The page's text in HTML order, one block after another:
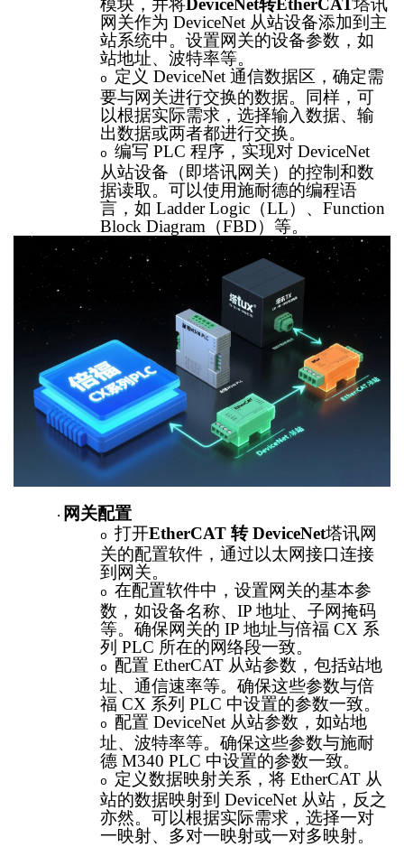
网关作为 DeviceNet 从站设备添加到主
站系统中。设置网关的设备参数，如
站地址、波特率等。
o 定义 DeviceNet 通信数据区，确定需
要与网关进行交换的数据。同样，可
以根据实际需求，选择输入数据、输
出数据或两者都进行交换。
o 编写 PLC 程序，实现对 DeviceNet
从站设备（即塔讯网关）的控制和数
据读取。可以使用施耐德的编程语
言，如 Ladder Logic（LL）、Function
Block Diagram（FBD）等。
· 网关配置
o 打开EtherCAT 转 DeviceNet塔讯网
关的配置软件，通过以太网接口连接
到网关。
o 在配置软件中，设置网关的基本参
数，如设备名称、 IP 地址、子网掩码
等。确保网关的 IP 地址与倍福 CX 系
列 PLC 所在的网络段一致。
o 配置 EtherCAT 从站参数，包括站地
址、通信速率等。确保这些参数与倍
福 CX 系列 PLC 中设置的参数一致。
o 配置 DeviceNet 从站参数，如站地
址、波特率等。确保这些参数与施耐
德 M340 PLC 中设置的参数一致。
o 定义数据映射关系，将 EtherCAT 从
站的数据映射到 DeviceNet 从站，反之
亦然。可以根据实际需求，选择一对
一映射、多对一映射或一对多映射。